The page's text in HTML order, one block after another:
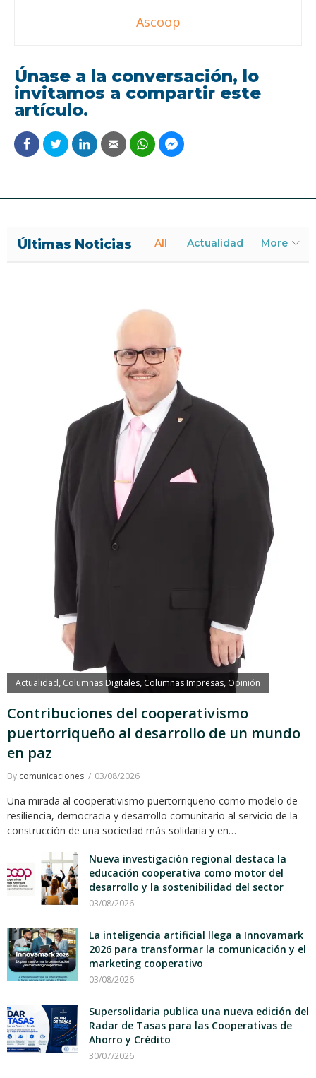
Ascoop
Únase a la conversación, lo
invitamos a compartir este
artículo.
Últimas Noticias All Actualidad More
Actualidad, Columnas Digitales, Columnas Impresas, Opinión
Contribuciones del cooperativismo
puertorriqueño al desarrollo de un mundo
en paz
By comunicaciones 03/08/2026
Una mirada al cooperativismo puertorriqueño como modelo de
resiliencia, democracia y desarrollo comunitario al servicio de la
construcción de una sociedad más solidaria y en…
Nueva investigación regional destaca la
educación cooperativa como motor del
desarrollo y la sostenibilidad del sector
03/08/2026
La inteligencia artificial llega a Innovamark
2026 para transformar la comunicación y el
marketing cooperativo
03/08/2026
Supersolidaria publica una nueva edición del
Radar de Tasas para las Cooperativas de
Ahorro y Crédito
30/07/2026